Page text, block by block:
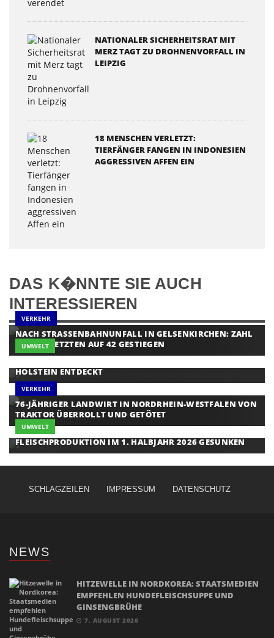
NATIONALER SICHERHEITSRAT MIT
MERZ TAGT ZU DROHNENVORFALL IN
LEIPZIG
18 MENSCHEN VERLETZT:
TIERFÄNGER FANGEN IN INDONESIEN
AGGRESSIVEN AFFEN EIN
DAS K�NNTE SIE AUCH
INTERESSIEREN
VERKEHR
NACH STRASSENBAHNUNFALL IN GELSENKIRCHEN: ZAHL D
ER VERLETZTEN AUF 42 GESTIEGEN
UMWELT
HOLSTEIN ENTDECKT
VERKEHR
76-JÄHRIGER LANDWIRT IN NORDRHEIN-WESTFALEN VON
TRAKTOR ÜBERROLLT UND GETÖTET
UMWELT
FLEISCHPRODUKTION IM 1. HALBJAHR 2026 GESUNKEN
SCHLAGZEILEN IMPRESSUM DATENSCHUTZ
NEWS
HITZEWELLE IN NORDKOREA: STAATSMEDIEN
EMPFEHLEN HUNDEFLEISCHSUPPE UND
GINSENGBRÜHE
7. AUGUST 2026